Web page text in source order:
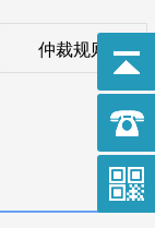
仲裁规则
作仲